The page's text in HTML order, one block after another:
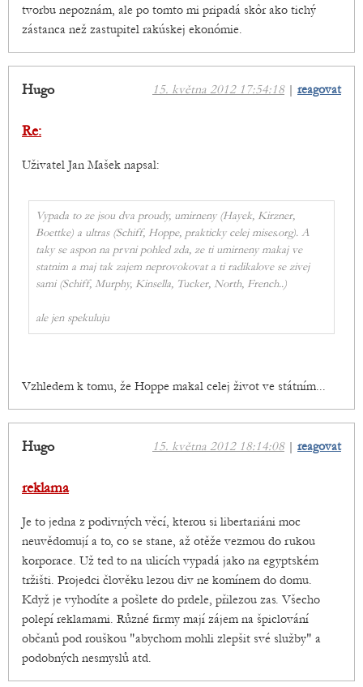
tvorbu nepoznám, ale po tomto mi pripadá skôr ako tichý
zástanca než zastupitel rakúskej ekonómie.
15. května 2012 17:54:18| reagovat
Hugo
Re:
Uživatel Jan Mašek napsal:
Vypada to ze jsou dva proudy, umirneny (Hayek, Kirzner,
Boettke) a ultras (Schiff, Hoppe, prakticky celej mises.org). A
taky se aspon na prvni pohled zda, ze ti umirneny makaj ve
statnim a maj tak zajem neprovokovat a ti radikalove se zivej
sami (Schiff, Murphy, Kinsella, Tucker, North, French..)
ale jen spekuluju
Vzhledem k tomu, že Hoppe makal celej život ve státním...
15. května 2012 18:14:08| reagovat
Hugo
reklama
Je to jedna z podivných věcí, kterou si libertariáni moc
neuvědomují a to, co se stane, až otěže vezmou do rukou
korporace. Už ted to na ulicích vypadá jako na egyptském
tržišti. Projedci člověku lezou div ne komínem do domu.
Když je vyhodíte a pošlete do prdele, přilezou zas. Všecho
polepí reklamami. Různé firmy mají zájem na špiclování
občanů pod rouškou "abychom mohli zlepšit své služby" a
podobných nesmyslů atd.